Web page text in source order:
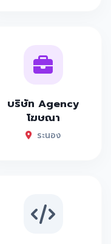
บริษัท Agency
โฆษณา
ระนอง